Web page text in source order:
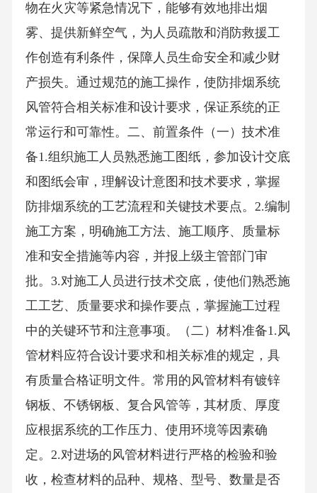
物在火灾等紧急情况下，能够有效地排出烟
雾、提供新鲜空气，为人员疏散和消防救援工
作创造有利条件，保障人员生命安全和减少财
产损失。通过规范的施工操作，使防排烟系统
风管符合相关标准和设计要求，保证系统的正
常运行和可靠性。二、前置条件（一）技术准
备1.组织施工人员熟悉施工图纸，参加设计交底
和图纸会审，理解设计意图和技术要求，掌握
防排烟系统的工艺流程和关键技术要点。2.编制
施工方案，明确施工方法、施工顺序、质量标
准和安全措施等内容，并报上级主管部门审
批。3.对施工人员进行技术交底，使他们熟悉施
工工艺、质量要求和操作要点，掌握施工过程
中的关键环节和注意事项。（二）材料准备1.风
管材料应符合设计要求和相关标准的规定，具
有质量合格证明文件。常用的风管材料有镀锌
钢板、不锈钢板、复合风管等，其材质、厚度
应根据系统的工作压力、使用环境等因素确
定。2.对进场的风管材料进行严格的检验和验
收，检查材料的品种、规格、型号、数量是否